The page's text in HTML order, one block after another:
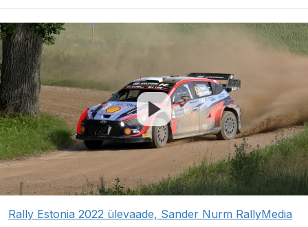
Rally Estonia 2022 ülevaade, Sander Nurm RallyMedia